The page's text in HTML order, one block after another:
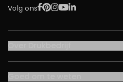
Volg onsFacebook
Pinterest
Instagram
YouTube
LinkedIn